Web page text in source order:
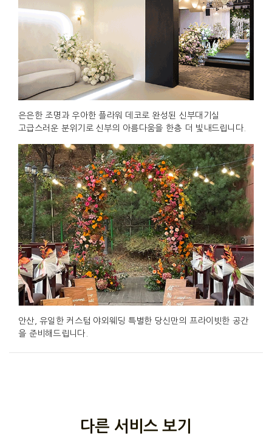
은은한 조명과 우아한 플라워 데코로 완성된 신부대기실
고급스러운 분위기로 신부의 아름다움을 한층 더 빛내드립니다.
안산, 유일한 커스텀 야외웨딩 특별한 당신만의 프라이빗한 공간
을 준비해드립니다.
다른 서비스 보기